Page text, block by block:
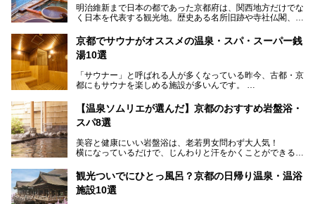
漁師町や商店街で働く人々を支えてきたこの2軒の銭湯とと
ます。
───
この記事は京都府舞鶴市のPR記事です。
明治維新まで日本の都であった京都府は、関西地方だけでな
く日本を代表する観光地。歴史ある名所旧跡や寺社仏閣、そ
今回は、そんな京都府で2025年現在おすすめのスーパー銭
湯を紹介します。
部でレジャー気分を満喫できる温泉施設まで、好みのスーパ
ー銭湯を探してみてくださいね。
京都でサウナがオススメの温泉・スパ・スーパー銭
湯10選
「サウナー」と呼ばれる人が多くなっている昨今、古都・京
都にもサウナを楽しめる施設が多いんです。
自分の好きなサウナを探すのもいいですが、さまざまなサウ
ナを体感してみたいですよね。
のある温浴施設を紹介します。
ウナを楽しみましょう！
【温泉ソムリエが選んだ】京都のおすすめ岩盤浴・
スパ8選
美容と健康にいい岩盤浴は、老若男女問わず大人気！
横になっているだけで、じんわりと汗をかくことができるの
地元の方はもちろん、旅先としても人気の京都。
観光のついでに岩盤浴のある温泉に浸かってリフレッシュす
観光ついでにひとっ風呂？京都の日帰り温泉・温浴
施設10選